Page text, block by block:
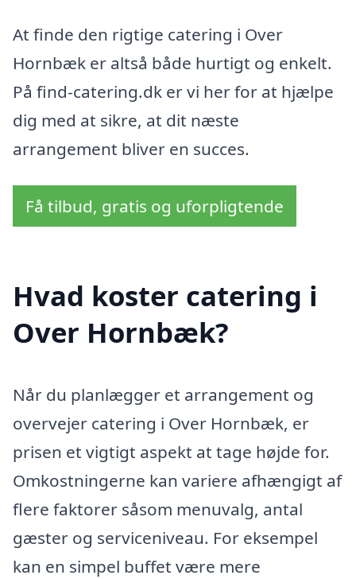
At finde den rigtige catering i Over
Hornbæk er altså både hurtigt og enkelt.
På find-catering.dk er vi her for at hjælpe
dig med at sikre, at dit næste
arrangement bliver en succes.
Få tilbud, gratis og uforpligtende
Hvad koster catering i
Over Hornbæk?
Når du planlægger et arrangement og
overvejer catering i Over Hornbæk, er
prisen et vigtigt aspekt at tage højde for.
Omkostningerne kan variere afhængigt af
flere faktorer såsom menuvalg, antal
gæster og serviceniveau. For eksempel
kan en simpel buffet være mere